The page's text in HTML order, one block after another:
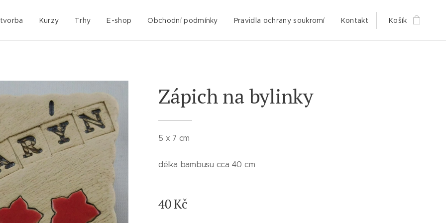
Kurzy Trhy E-shop Obchodní podmínky Pravidla ochrany soukromí Kontakt Košík
Zápich na bylinky
5 x 7 cm
délka bambusu cca 40 cm
40Kč